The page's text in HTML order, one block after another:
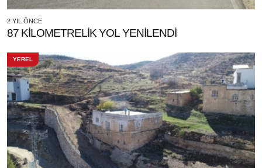
2 YIL ÖNCE
87 KİLOMETRELİK YOL YENİLENDİ
YEREL